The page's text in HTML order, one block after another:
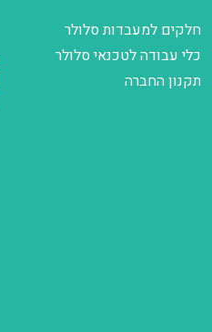
חלקים למעבדות סלולר
כלי עבודה לטכנאי סלולר
תקנון החברה